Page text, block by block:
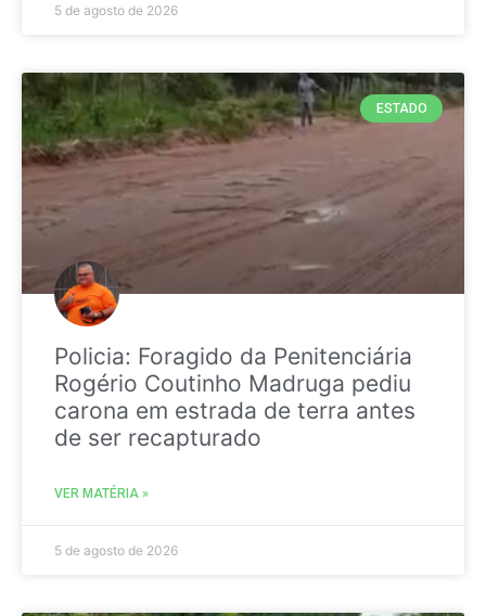
5 de agosto de 2026
ESTADO
Policia: Foragido da Penitenciária
Rogério Coutinho Madruga pediu
carona em estrada de terra antes
de ser recapturado
VER MATÉRIA »
5 de agosto de 2026